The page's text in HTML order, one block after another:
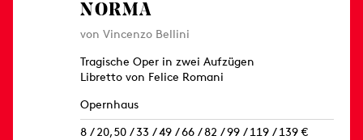
NORMA
von Vincenzo Bellini
Tragische Oper in zwei Aufzügen
Libretto von Felice Romani
Opernhaus
8 / 20,50 / 33 / 49 / 66 / 82 / 99 / 119 / 139 €